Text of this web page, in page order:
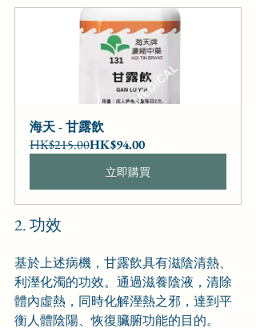
海天 - 甘露飲
HK$215.00HK$94.00
立即購買
2. 功效
基於上述病機，甘露飲具有滋陰清熱、
利溼化濁的功效。通過滋養陰液，清除
體內虛熱，同時化解溼熱之邪，達到平
衡人體陰陽、恢復臟腑功能的目的。